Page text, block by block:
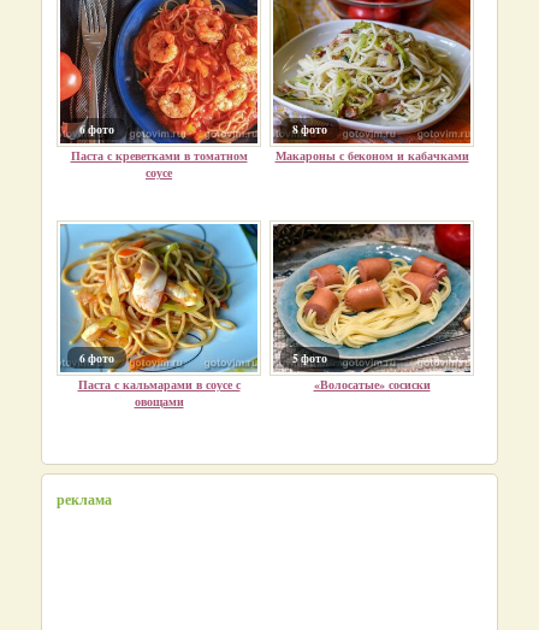
6 фото
Паста с креветками в томатном
соусе
8 фото
Макароны с беконом и кабачками
6 фото
Паста с кальмарами в соусе с
овощами
5 фото
«Волосатые» сосиски
реклама